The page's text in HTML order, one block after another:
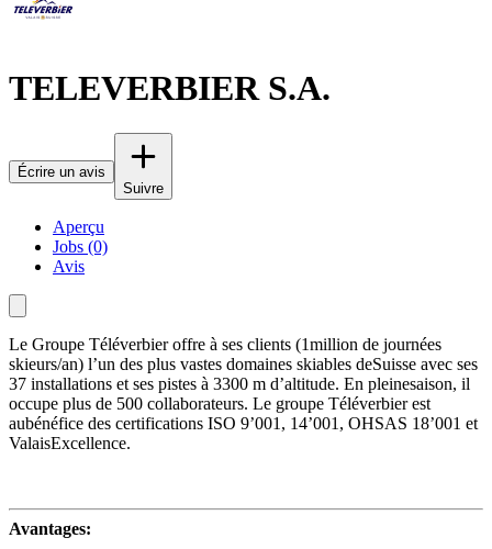
TELEVERBIER S.A.
Écrire un avis
Suivre
Aperçu
Jobs (0)
Avis
Le Groupe Téléverbier offre à ses clients (1million de journées
skieurs/an) l’un des plus vastes domaines skiables deSuisse avec ses
37 installations et ses pistes à 3300 m d’altitude. En pleinesaison, il
occupe plus de 500 collaborateurs. Le groupe Téléverbier est
aubénéfice des certifications ISO 9’001, 14’001, OHSAS 18’001 et
ValaisExcellence.
Avantages: